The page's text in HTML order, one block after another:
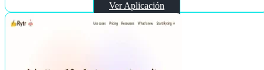
Ver Aplicación